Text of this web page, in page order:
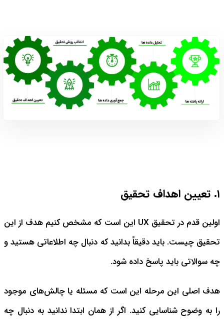
۱. تعیین اهداف تحقیق
اولین قدم در تحقیق UX این است که مشخص کنیم هدف از این
تحقیق چیست. باید دقیقاً بدانید که دنبال چه اطلاعاتی هستید و
چه سوالاتی باید پاسخ داده شود.
هدف اصلی این مرحله این است که مسئله یا چالش‌های موجود
را به وضوح شناسایی کنید. اگر از همان ابتدا ندانید به دنبال چه